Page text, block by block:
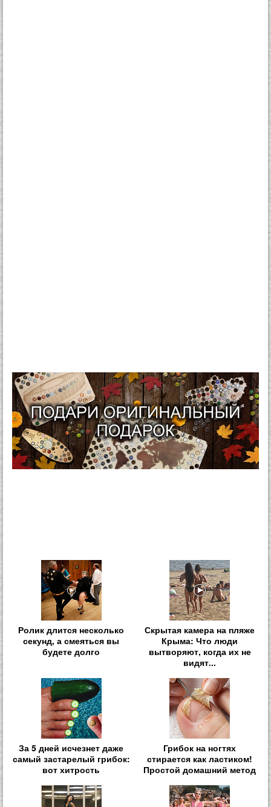
Ролик длится несколько
секунд, а смеяться вы
будете долго
Скрытая камера на пляже
Крыма: Что люди
вытворяют, когда их не
видят...
За 5 дней исчезнет даже
самый застарелый грибок:
вот хитрость
Грибок на ногтях
стирается как ластиком!
Простой домашний метод